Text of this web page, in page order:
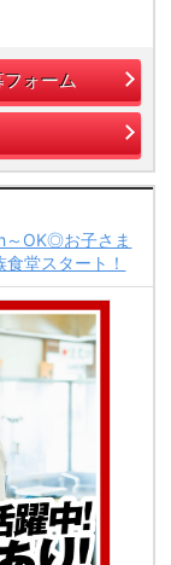
フォーム
～OK◎お子さま
堂スタート！